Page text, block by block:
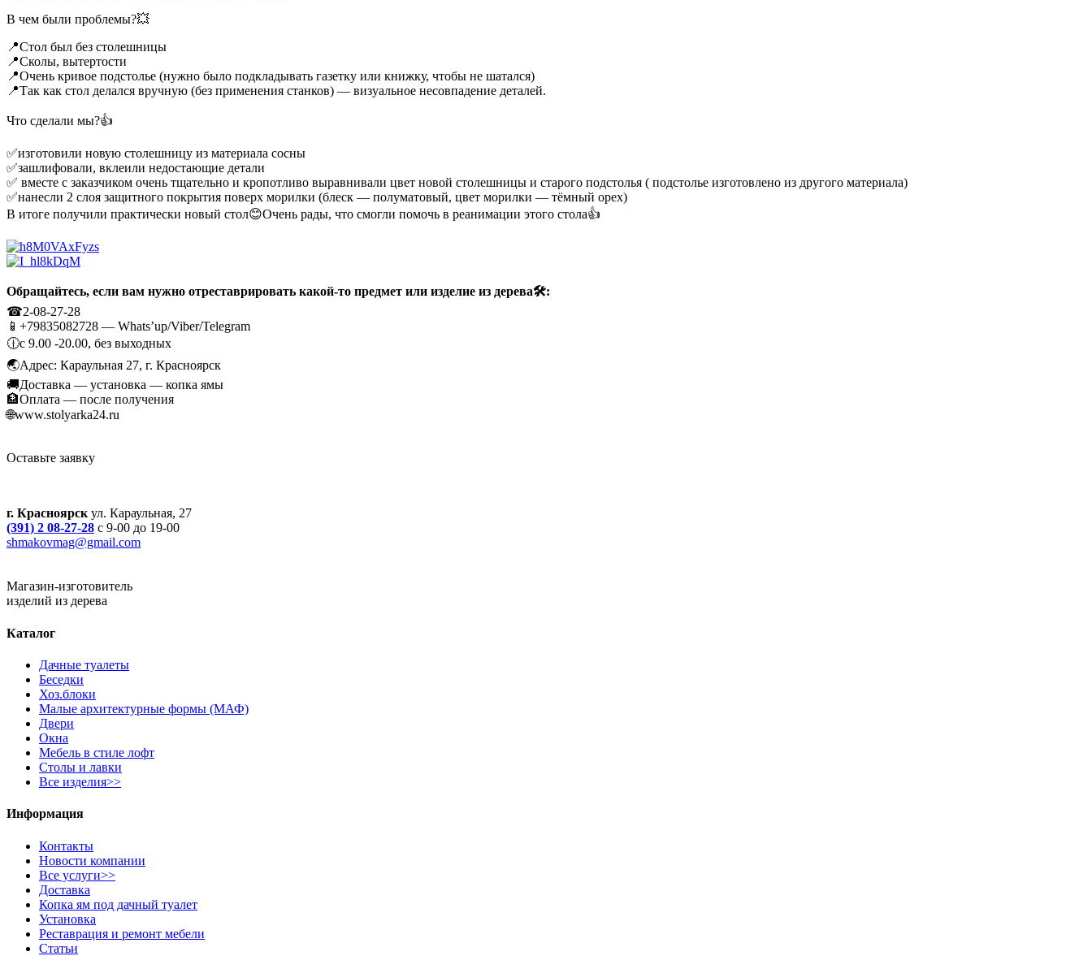
В чем были проблемы?💥
📍Стол был без столешницы
📍Сколы, вытертости
📍Очень кривое подстолье (нужно было подкладывать газетку или книжку, чтобы не шатался)
📍Так как стол делался вручную (без применения станков) — визуальное несовпадение деталей.
Что сделали мы?👍
✅изготовили новую столешницу из материала сосны
✅зашлифовали, вклеили недостающие детали
✅ вместе с заказчиком очень тщательно и кропотливо выравнивали цвет новой столешницы и старого подстолья ( подстолье изготовлено из другого материала)
✅нанесли 2 слоя защитного покрытия поверх морилки (блеск — полуматовый, цвет морилки — тёмный орех)
В итоге получили практически новый стол😊Очень рады, что смогли помочь в реанимации этого стола👍
Обращайтесь, если вам нужно отреставрировать какой-то предмет или изделие из дерева🛠:
☎2-08-27-28
📱+79835082728 — Whats’up/Viber/Telegram
🕧с 9.00 -20.00, без выходных
🌏Адрес: Караульная 27, г. Красноярск
🚚Доставка — установка — копка ямы
🏦Оплата — после получения
🌐www.stolyarka24.ru
Оставьте заявку
г. Красноярскул. Караульная, 27
(391) 2 08-27-28 с 9-00 до 19-00
shmakovmag@gmail.com
Магазин-изготовитель
изделий из дерева
Каталог
Дачные туалеты
Беседки
Хоз.блоки
Малые архитектурные формы (МАФ)
Двери
Окна
Мебель в стиле лофт
Столы и лавки
Все изделия>>
Информация
Контакты
Новости компании
Все услуги>>
Доставка
Копка ям под дачный туалет
Установка
Реставрация и ремонт мебели
Статьи